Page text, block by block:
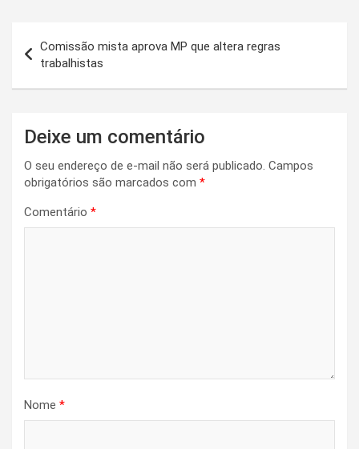
de
Post
Comissão mista aprova MP que altera regras
trabalhistas
Deixe um comentário
O seu endereço de e-mail não será publicado. Campos
obrigatórios são marcados com *
Comentário *
Nome *